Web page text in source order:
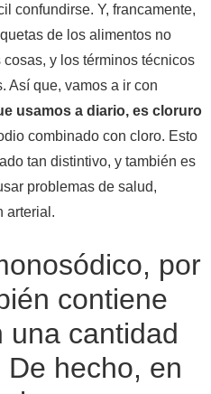
confundirse. Y, francamente,
de los alimentos no
y los términos técnicos
Así que, vamos a ir con
usamos a diario, es cloruro
combinado con cloro. Esto
tan distintivo, y también es
problemas de salud,
arterial.
por
contiene
una cantidad
hecho, en